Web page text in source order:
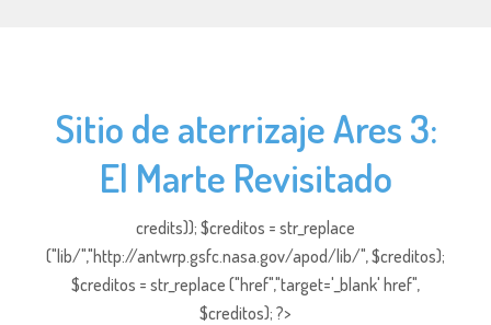
Sitio de aterrizaje Ares 3:
El Marte Revisitado
credits)); $creditos = str_replace
("lib/","http://antwrp.gsfc.nasa.gov/apod/lib/", $creditos);
$creditos = str_replace ("href","target='_blank' href",
$creditos); ?>